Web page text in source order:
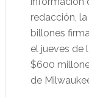
redacción,
billones
el jueves de
$600
de